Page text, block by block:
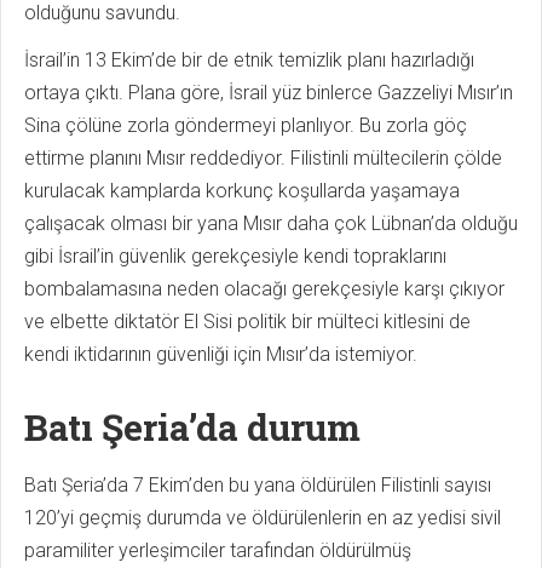
olduğunu savundu.
İsrail’in 13 Ekim’de bir de etnik temizlik planı hazırladığı
ortaya çıktı. Plana göre, İsrail yüz binlerce Gazzeliyi Mısır’ın
Sina çölüne zorla göndermeyi planlıyor. Bu zorla göç
ettirme planını Mısır reddediyor. Filistinli mültecilerin çölde
kurulacak kamplarda korkunç koşullarda yaşamaya
çalışacak olması bir yana Mısır daha çok Lübnan’da olduğu
gibi İsrail’in güvenlik gerekçesiyle kendi topraklarını
bombalamasına neden olacağı gerekçesiyle karşı çıkıyor
ve elbette diktatör El Sisi politik bir mülteci kitlesini de
kendi iktidarının güvenliği için Mısır’da istemiyor.
Batı Şeria’da durum
Batı Şeria’da 7 Ekim’den bu yana öldürülen Filistinli sayısı
120’yi geçmiş durumda ve öldürülenlerin en az yedisi sivil
paramiliter yerleşimciler tarafından öldürülmüş